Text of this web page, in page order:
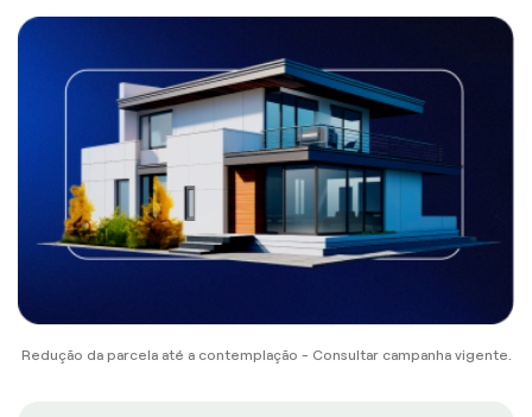
Redução da parcela até a contemplação - Consultar campanha vigente.